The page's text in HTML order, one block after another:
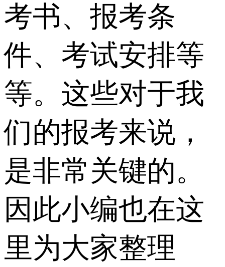
考书、报考条
件、考试安排等
等。这些对于我
们的报考来说，
是非常关键的。
因此小编也在这
里为大家整理